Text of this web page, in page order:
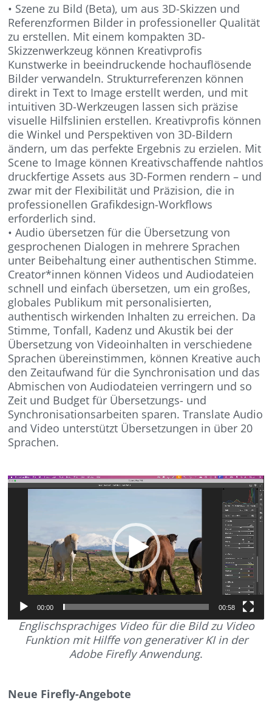
• Szene zu Bild (Beta), um aus 3D-Skizzen und
Referenzformen Bilder in professioneller Qualität
zu erstellen. Mit einem kompakten 3D-
Skizzenwerkzeug können Kreativprofis
Kunstwerke in beeindruckende hochauflösende
Bilder verwandeln. Strukturreferenzen können
direkt in Text to Image erstellt werden, und mit
intuitiven 3D-Werkzeugen lassen sich präzise
visuelle Hilfslinien erstellen. Kreativprofis können
die Winkel und Perspektiven von 3D-Bildern
ändern, um das perfekte Ergebnis zu erzielen. Mit
Scene to Image können Kreativschaffende nahtlos
druckfertige Assets aus 3D-Formen rendern – und
zwar mit der Flexibilität und Präzision, die in
professionellen Grafikdesign-Workflows
erforderlich sind.
• Audio übersetzen für die Übersetzung von
gesprochenen Dialogen in mehrere Sprachen
unter Beibehaltung einer authentischen Stimme.
Creator*innen können Videos und Audiodateien
schnell und einfach übersetzen, um ein großes,
globales Publikum mit personalisierten,
authentisch wirkenden Inhalten zu erreichen. Da
Stimme, Tonfall, Kadenz und Akustik bei der
Übersetzung von Videoinhalten in verschiedene
Sprachen übereinstimmen, können Kreative auch
den Zeitaufwand für die Synchronisation und das
Abmischen von Audiodateien verringern und so
Zeit und Budget für Übersetzungs- und
Synchronisationsarbeiten sparen. Translate Audio
and Video unterstützt Übersetzungen in über 20
Sprachen.
Video-
00:00 00:58
Englischsprachiges Video für die Bild zu Video
Funktion mit Hilffe von generativer KI in der
Adobe Firefly Anwendung.
Neue Firefly-Angebote